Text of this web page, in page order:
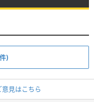
)
見はこちら